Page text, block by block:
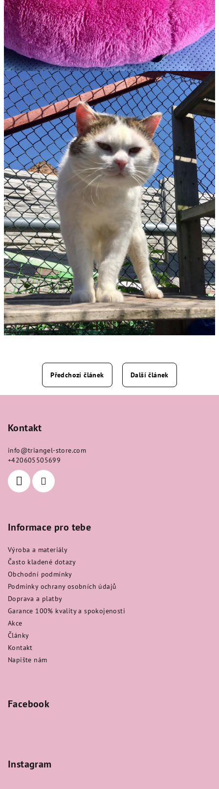
Předchozí článek Další článek
Kontakt
info@triangel-store.com
+420605505699
Informace pro tebe
Výroba a materiály
Často kladené dotazy
Obchodní podmínky
Podmínky ochrany osobních údajů
Doprava a platby
Garance 100% kvality a spokojenosti
Akce
Články
Kontakt
Napište nám
Facebook
Instagram